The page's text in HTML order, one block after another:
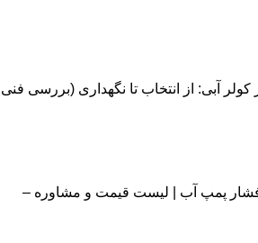
کولر آبی: از انتخاب تا نگهداری (بررسی فنی
فشار پمپ آب | لیست قیمت و مشاوره –